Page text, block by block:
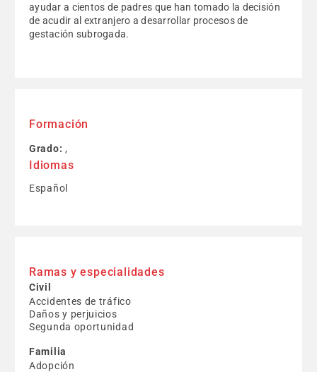
ayudar a cientos de padres que han tomado la decisión
de acudir al extranjero a desarrollar procesos de
gestación subrogada.
Formación
Grado: ,
Idiomas
Español
Ramas y especialidades
Civil
Accidentes de tráfico
Daños y perjuicios
Segunda oportunidad
Familia
Adopción